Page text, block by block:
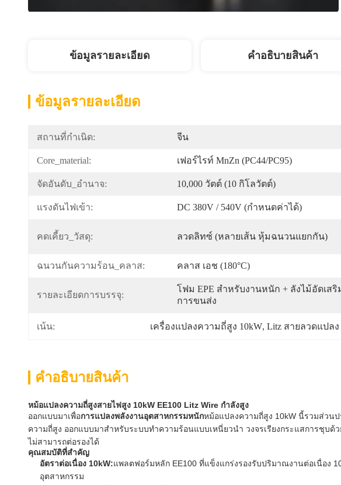
ข้อมูลรายละเอียด คําอธิบายสินค้า
ข้อมูลรายละเอียด
สถานที่กำเนิด: จีน
Core_material: เฟอร์ไรท์ MnZn (PC44/PC95)
จัดอันดับ_อำนาจ: 10,000 วัตต์ (10 กิโลวัตต์)
แรงดันไฟเข้า: DC 380V / 540V (กำหนดค่าได้)
คดเคี้ยว_วัสดุ: ลวดลิทซ์ (หลายเส้น หุ้มฉนวนแยกกัน)
ฉนวนกันความร้อน_คลาส: คลาส เอช (180°C)
รายละเอียดการบรรจุ:
โฟม EPE สำหรับงานหนัก + ลังไม้อัดเส
การขนส่ง
เน้น: เครื่องแปลงความถี่สูง 10kW, Litz สายลวดแปลง
คําอธิบายสินค้า
หม้อแปลงความถี่สูงสายไฟสูง 10kW EE100 Litz Wire กำลังสูง
ออกแบบมาเพื่อการแปลงพลังงานอุตสาหกรรมหนักหม้อแปลงความถี่สูง 10kW นี้รวมส่วน
ความถี่สูง ออกแบบมาสำหรับระบบทำความร้อนแบบเหนี่ยวนำ วงจรเรียงกระแสการชุบ
ไม่สามารถต่อรองได้
คุณสมบัติที่สำคัญ
อัตราต่อเนื่อง 10kW:แพลตฟอร์มหลัก EE100 ที่แข็งแกร่งรองรับปริมาณงานต่อเนื่อง
อุตสาหกรรม